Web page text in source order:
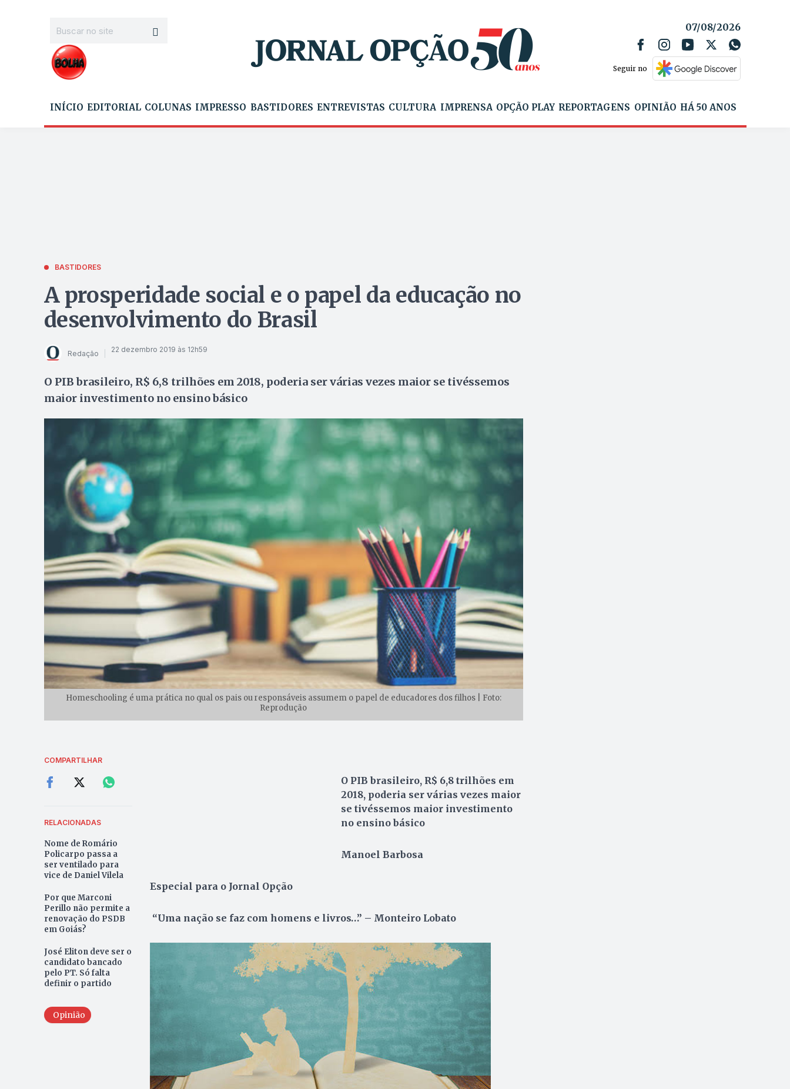
07/08/2026
Seguir no
INÍCIO EDITORIAL COLUNAS IMPRESSO BASTIDORES ENTREVISTAS CULTURA IMPRENSA OPÇÃO PLAY REPORTAGENS OPINIÃO HÁ 50 ANOS
BASTIDORES
A prosperidade social e o papel da educação no
desenvolvimento do Brasil
Redação 22 dezembro 2019 às 12h59
O PIB brasileiro, R$ 6,8 trilhões em 2018, poderia ser várias vezes maior se tivéssemos
maior investimento no ensino básico
Homeschooling é uma prática no qual os pais ou responsáveis assumem o papel de educadores dos filhos | Foto:
Reprodução
COMPARTILHAR
RELACIONADAS
Nome de Romário
Policarpo passa a
ser ventilado para
vice de Daniel Vilela
Por que Marconi
Perillo não permite a
renovação do PSDB
em Goiás?
José Eliton deve ser o
candidato bancado
pelo PT. Só falta
definir o partido
Opinião
O PIB brasileiro, R$ 6,8 trilhões em
2018, poderia ser várias vezes maior
se tivéssemos maior investimento
no ensino básico
Manoel Barbosa
Especial para o Jornal Opção
“Uma nação se faz com homens e livros…” – Monteiro Lobato